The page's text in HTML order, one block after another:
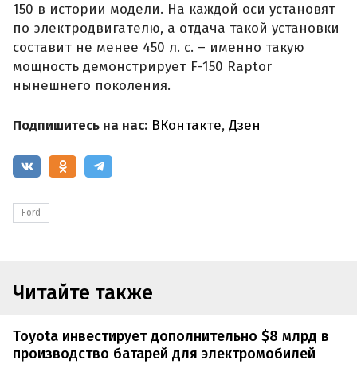
150 в истории модели. На каждой оси установят
по электродвигателю, а отдача такой установки
составит не менее 450 л. с. – именно такую
мощность демонстрирует F-150 Raptor
нынешнего поколения.
Подпишитесь на нас: ВКонтакте, Дзен
Ford
Читайте также
Toyota инвестирует дополнительно $8 млрд в
производство батарей для электромобилей